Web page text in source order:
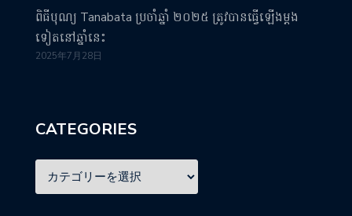
ពិធីបុណ្យ Tanabata ប្រចាំឆ្នាំ ២០២៥ ត្រូវបានធ្វើឡើងម្តង
ទៀតនៅឆ្នាំនេះ
2025年7月28日
CATEGORIES